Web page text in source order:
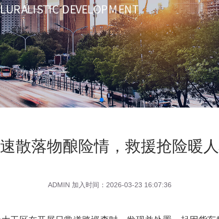
散落物酿险情，救援抢险暖
ADMIN 加入时间：2026-03-23 16:07:36